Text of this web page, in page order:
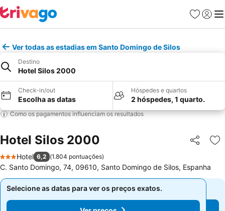
Favoritos
Iniciar
Ver todas as estadias em Santo Domingo de Silos
Destino
Hotel Silos 2000
Check-in/out
Escolha as datas
Hóspedes e quartos
2 hóspedes, 1 quarto.
Como os pagamentos influenciam os resultados
Hotel Silos 2000 Partilhar
3 Estrelas
Hotel 6,2 (1.804 pontuações)
C. Santo Domingo, 74, 09610, Santo Domingo de Silos, Espanha
Selecione as datas para ver os preços exatos.
Selecione as datas para ver os preços exatos.